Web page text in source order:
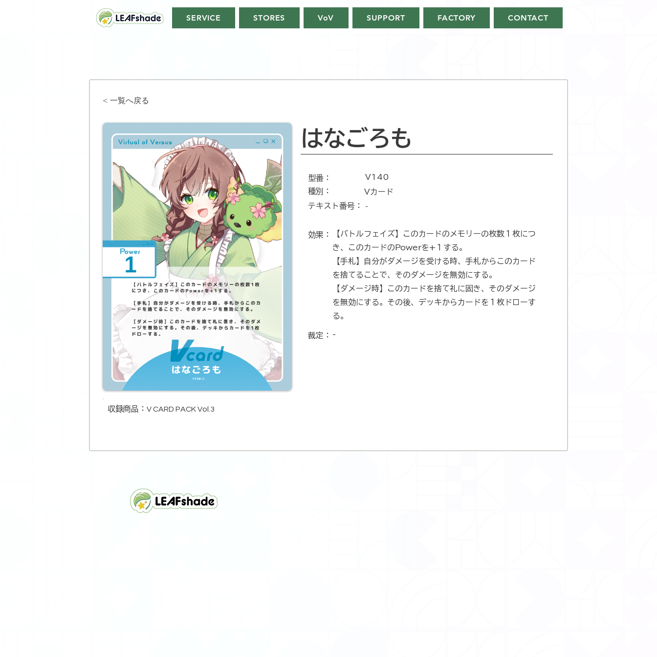
SERVICE STORES VoV SUPPORT FACTORY CONTACT
< 一覧へ戻る
はなごろも
​型番​：
V140
種別：
Vカード
テキスト番号​：
-
効果：
【バトルフェイズ】このカードのメモリーの枚数１枚につ
き、このカードのPowerを+１する。
【手札】自分がダメージを受ける時、手札からこのカード
を捨てることで、そのダメージを無効にする。
【ダメージ時】このカードを捨て礼に固き、そのダメージ
を無効にする。その後、デッキからカードを１枚ドローす
る。
裁定： -
収録商品​： V CARD PACK Vol.3